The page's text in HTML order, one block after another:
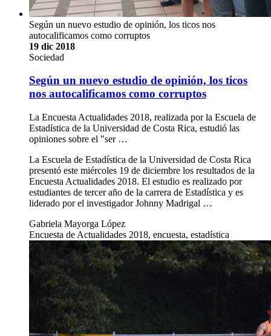
Según un nuevo estudio de opinión, los ticos nos
autocalificamos como corruptos
19 dic 2018
Sociedad
Según un nuevo estudio de opinión, los ticos
nos autocalificamos como corruptos
La Encuesta Actualidades 2018, realizada por la Escuela de
Estadística de la Universidad de Costa Rica, estudió las
opiniones sobre el "ser …
La Escuela de Estadística de la Universidad de Costa Rica
presentó este miércoles 19 de diciembre los resultados de la
Encuesta Actualidades 2018. El estudio es realizado por
estudiantes de tercer año de la carrera de Estadística y es
liderado por el investigador Johnny Madrigal …
Gabriela Mayorga López
Encuesta de Actualidades 2018, encuesta, estadística